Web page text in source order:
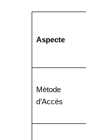
Aspecte
Mètode
d’Accés